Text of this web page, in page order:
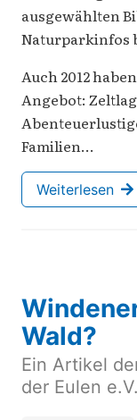
ausgewählten
Naturparkinfos
Auch 2012
Angebot:
Familien…
Weiterlesen
Wald?
Ein Artikel
der Eulen e.V.